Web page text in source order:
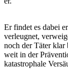
Er findet es dabei
verleugnet,
noch der Täter klar
weit in der
katastrophale